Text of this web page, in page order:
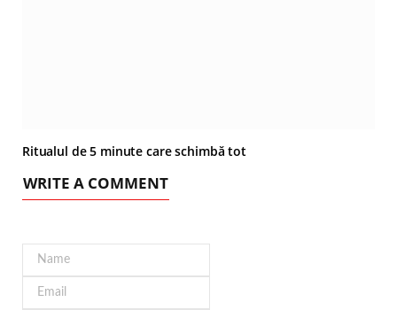
Ritualul de 5 minute care schimbă tot
WRITE A COMMENT